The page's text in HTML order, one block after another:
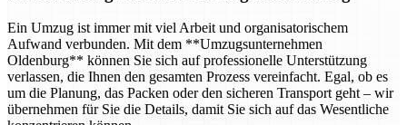
Ein Umzug ist immer mit viel Arbeit und organisatorischem
Aufwand verbunden. Mit dem **Umzugsunternehmen
Oldenburg** können Sie sich auf professionelle Unterstützung
verlassen, die Ihnen den gesamten Prozess vereinfacht. Egal, ob es
um die Planung, das Packen oder den sicheren Transport geht – wir
übernehmen für Sie die Details, damit Sie sich auf das Wesentliche